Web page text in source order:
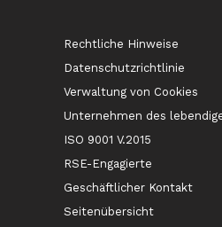
Rechtliche Hinweise
Datenschutzrichtlinie
Verwaltung von Cookies
Unternehmen des
ISO 9001 V.2015
RSE-Engagierte
Geschäftlicher Kontakt
Seitenübersicht